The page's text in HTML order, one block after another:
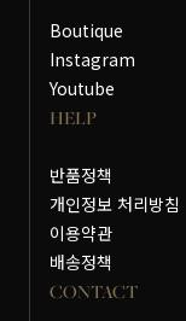
Boutique
Instagram
Youtube
HELP
반품정책
개인정보 처리방침
이용약관
배송정책
CONTACT